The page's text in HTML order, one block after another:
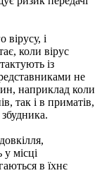
вірусу, і
коли вірус
із
не
наприклад коли
так і в приматів,
місці
в їхнє